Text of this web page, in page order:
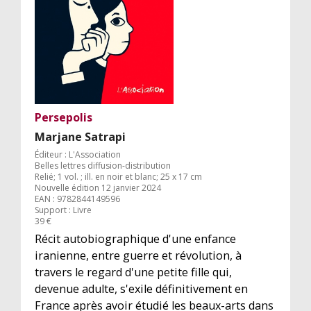
Persepolis
Marjane Satrapi
Éditeur : L'Association
Belles lettres diffusion-distribution
Relié; 1 vol. ; ill. en noir et blanc; 25 x 17 cm
Nouvelle édition 12 janvier 2024
EAN : 9782844149596
Support : Livre
39 €
Récit autobiographique d'une enfance
iranienne, entre guerre et révolution, à
travers le regard d'une petite fille qui,
devenue adulte, s'exile définitivement en
France après avoir étudié les beaux-arts dans